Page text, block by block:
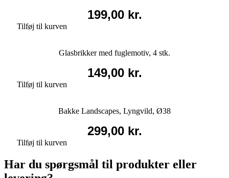
199,00 kr.
Tilføj til kurven
Glasbrikker med fuglemotiv, 4 stk.
149,00 kr.
Tilføj til kurven
Bakke Landscapes, Lyngvild, Ø38
299,00 kr.
Tilføj til kurven
Har du spørgsmål til produkter eller